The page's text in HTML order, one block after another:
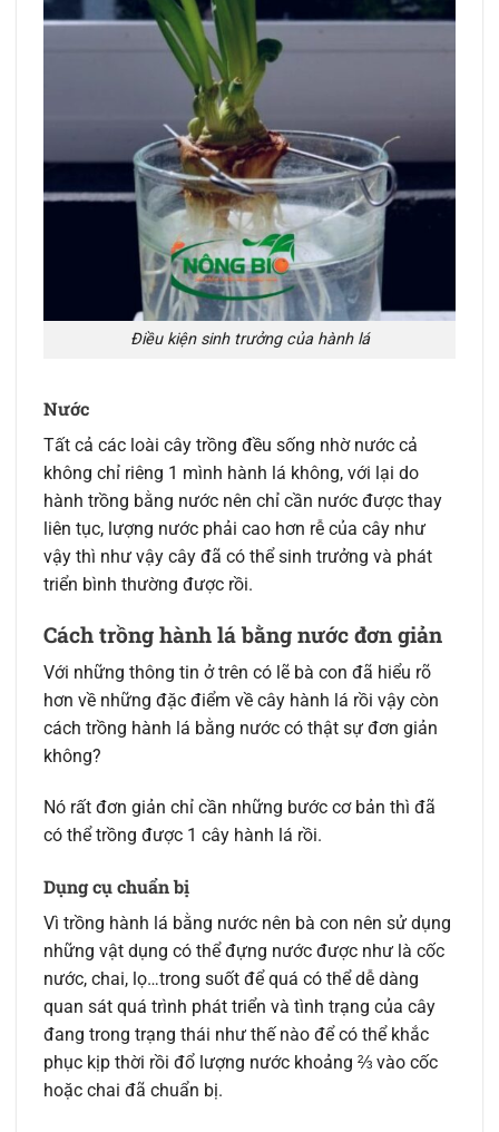
Điều kiện sinh trưởng của hành lá
Nước
Tất cả các loài cây trồng đều sống nhờ nước cả
không chỉ riêng 1 mình hành lá không, với lại do
hành trồng bằng nước nên chỉ cần nước được thay
liên tục, lượng nước phải cao hơn rễ của cây như
vậy thì như vậy cây đã có thể sinh trưởng và phát
triển bình thường được rồi.
Cách trồng hành lá bằng nước đơn giản
Với những thông tin ở trên có lẽ bà con đã hiểu rõ
hơn về những đặc điểm về cây hành lá rồi vậy còn
cách trồng hành lá bằng nước có thật sự đơn giản
không?
Nó rất đơn giản chỉ cần những bước cơ bản thì đã
có thể trồng được 1 cây hành lá rồi.
Dụng cụ chuẩn bị
Vì trồng hành lá bằng nước nên bà con nên sử dụng
những vật dụng có thể đựng nước được như là cốc
nước, chai, lọ…trong suốt để quá có thể dễ dàng
quan sát quá trình phát triển và tình trạng của cây
đang trong trạng thái như thế nào để có thể khắc
phục kịp thời rồi đổ lượng nước khoảng ⅔ vào cốc
hoặc chai đã chuẩn bị.